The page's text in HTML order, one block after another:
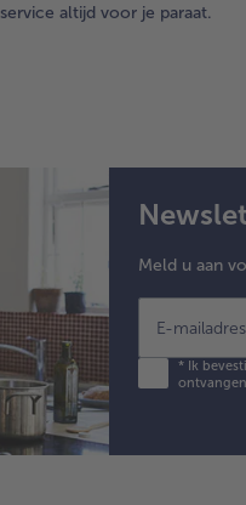
altijd voor je paraat.
Meld u aan
E-mailadres
*Ik